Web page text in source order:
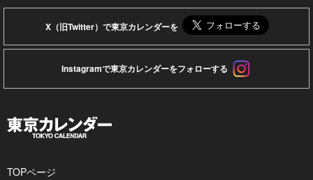
X（旧Twitter）で東京カレンダーを
Instagramで東京カレンダーをフォローする
TOPページ